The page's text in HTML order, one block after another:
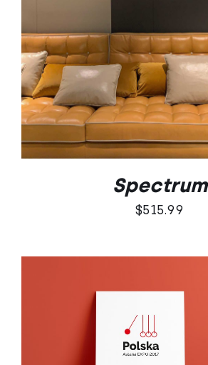
Spectrum
$515.99
DODAJ DO KOSZYKA